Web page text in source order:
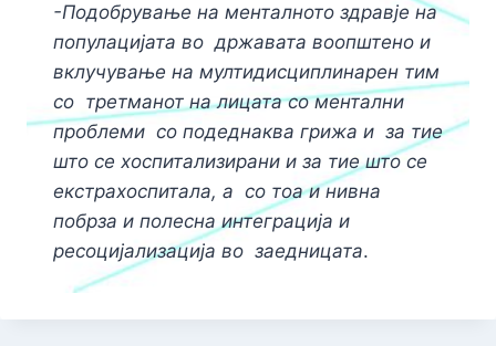
-Подобрување на менталното здравје на
популацијата во државата воопштено и
вклучување на мултидисциплинарен тим
со третманот на лицата со ментални
проблеми со подеднаква грижа и за тие
што се хоспитализирани и за тие што се
екстрахоспитала, а со тоа и нивна
побрза и полесна интеграција и
ресоцијализација во заедницата.